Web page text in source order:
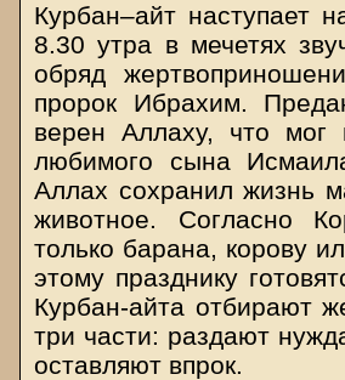
Курбан–айт наступает
8.30 утра в мечетях
обряд
пророк Ибрахим.
верен Аллаху, что мог
любимого сына
Аллах сохранил жизнь
животное. Согласно
только барана, корову
этому празднику
Курбан-айта отбирают
три части: раздают
оставляют впрок.